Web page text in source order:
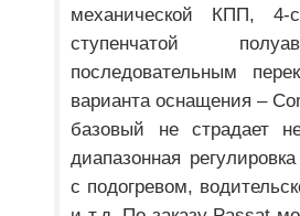
механической КПП, 4-
ступенчатой
последовательным
варианта оснащения –
базовый не страдает
диапазонная
с подогревом,